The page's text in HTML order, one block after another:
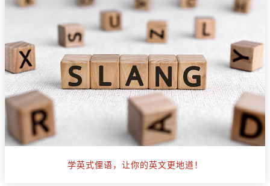
学英式俚语，让你的英文更地道！